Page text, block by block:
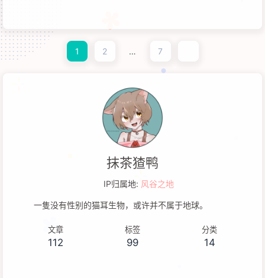
1 2 … 7
抹茶猹鸭
IP归属地: 风谷之地
一隻没有性别的猫耳生物，或许并不属于地球。
文章
112
标签
99
分类
14